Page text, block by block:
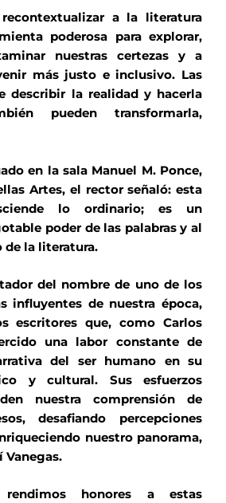
a la literatura
poderosa para explorar,
nuestras certezas y a
más justo e inclusivo. Las
describir la realidad y hacerla
pueden transformarla,
en la sala Manuel M. Ponce,
Artes, el rector señaló: esta
lo ordinario; es un
poder de las palabras y al
la literatura.
del nombre de uno de los
influyentes de nuestra época,
escritores que, como Carlos
una labor constante de
del ser humano en su
y cultural. Sus esfuerzos
nuestra comprensión de
desafiando percepciones
nuestro panorama,
honores a estas